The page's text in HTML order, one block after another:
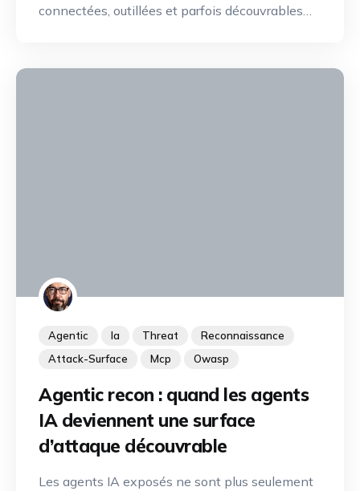
connectées, outillées et parfois découvrables
identifier, cartographier et exploiter leurs
Agentic Ia Threat
Reconnaissance
Attack-Surface
Mcp Owasp
Agentic recon : quand les agents
IA deviennent une surface
d’attaque découvrable
Les agents IA exposés ne sont plus seulement